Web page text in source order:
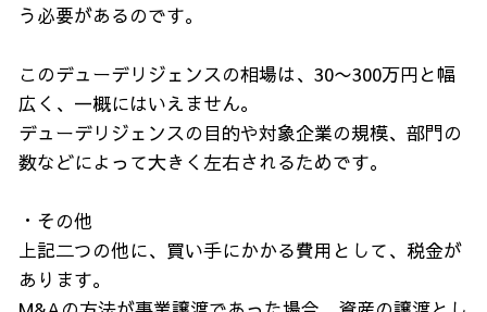
う必要があるのです。
このデューデリジェンスの相場は、30〜300万円と幅
広く、一概にはいえません。
デューデリジェンスの目的や対象企業の規模、部門の
数などによって大きく左右されるためです。
・その他
上記二つの他に、買い手にかかる費用として、税金が
あります。